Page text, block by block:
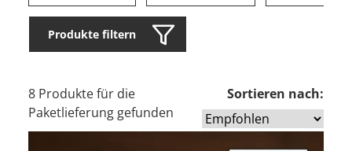
Produkte filtern
8 Produkte für die
Paketlieferung gefunden
Sortieren nach: